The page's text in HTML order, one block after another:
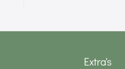
Extra's